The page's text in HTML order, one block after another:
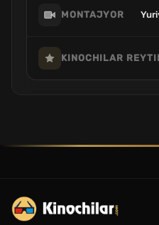
MONTAJYOR
KINOCHILAR